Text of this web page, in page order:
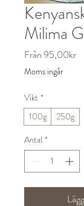
Milima
Från95,00kr
Moms ingår
Vikt *
100g
250g
Antal *